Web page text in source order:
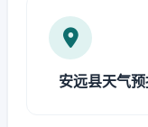
安远县天气